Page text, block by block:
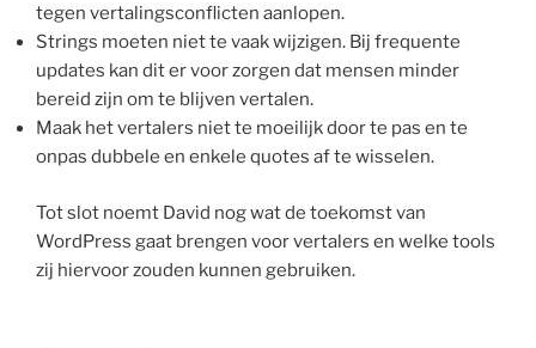
tegen vertalingsconflicten aanlopen.
Strings moeten niet te vaak wijzigen. Bij frequente
updates kan dit er voor zorgen dat mensen minder
bereid zijn om te blijven vertalen.
Maak het vertalers niet te moeilijk door te pas en te
onpas dubbele en enkele quotes af te wisselen.
Tot slot noemt David nog wat de toekomst van
WordPress gaat brengen voor vertalers en welke tools
zij hiervoor zouden kunnen gebruiken.